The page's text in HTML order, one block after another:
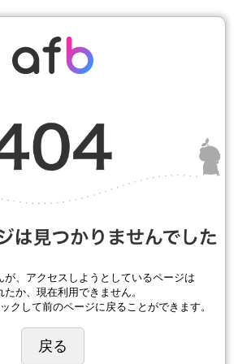
が、アクセスしようとしているページは
たか、現在利用できません。
クして前のページに戻ることができます。
戻る